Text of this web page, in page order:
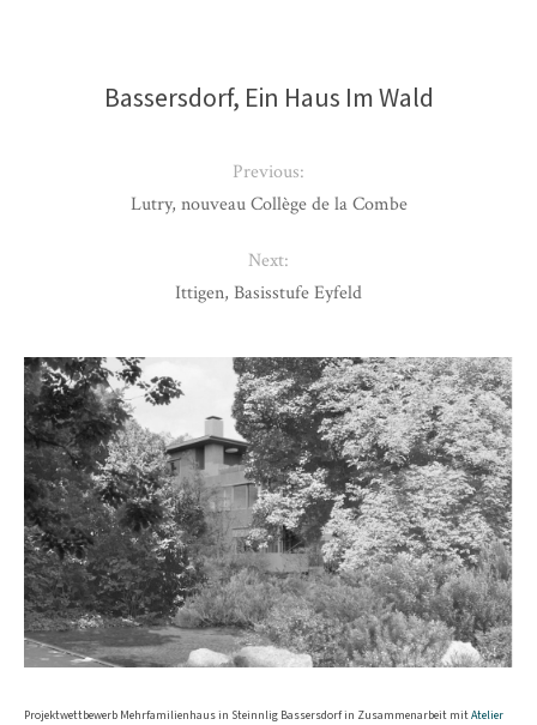
Projektwettbewerb Mehrfamilienhaus in Steinnlig Bassersdorf in Zusammenarbeit mitAtelier
Bassersdorf, Ein Haus Im Wald
Previous:
Lutry, nouveau Collège de la Combe
Next:
Ittigen, Basisstufe Eyfeld